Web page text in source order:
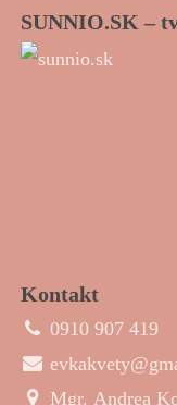
SUNNIO.SK –
Kontakt
0910 907 419
Mgr. Andrea